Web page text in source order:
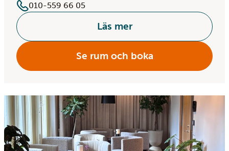
010-559 66 05
Läs mer
Se rum och boka